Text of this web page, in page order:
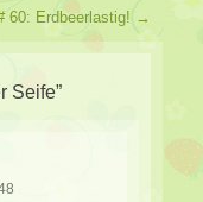
60: Erdbeerlastig! →
Seife”